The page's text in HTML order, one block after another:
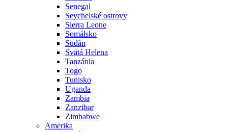
Senegal
Seychelské ostrovy
Sierra Leone
Somálsko
Sudán
Svätá Helena
Tanzánia
Togo
Tunisko
Uganda
Zambia
Zanzibar
Zimbabwe
Amerika